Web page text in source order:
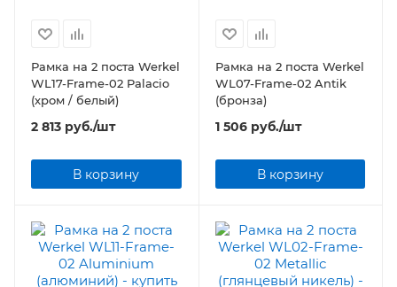
Рамка на 2 поста Werkel
WL17-Frame-02 Palacio
(хром / белый)
2 813 руб./шт
В корзину
Рамка на 2 поста Werkel
WL07-Frame-02 Antik
(бронза)
1 506руб./шт
В корзину